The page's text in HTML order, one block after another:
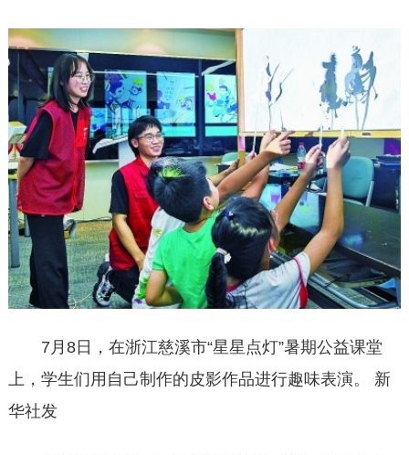
7月8日，在浙江慈溪市“星星点灯”暑期公益课堂
上，学生们用自己制作的皮影作品进行趣味表演。 新
华社发